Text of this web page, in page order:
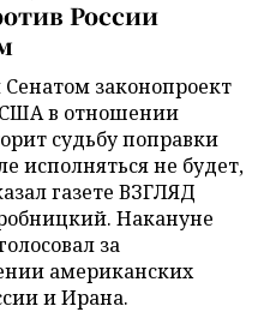
России
законопроект
в отношении
судьбу поправки
исполняться не будет,
газете ВЗГЛЯД
Накануне
за
американских
и Ирана.